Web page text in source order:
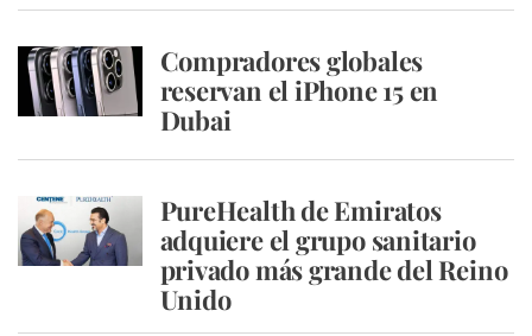
Compradores globales
reservan el iPhone 15 en
Dubai
PureHealth de Emiratos
adquiere el grupo sanitario
privado más grande del Reino
Unido